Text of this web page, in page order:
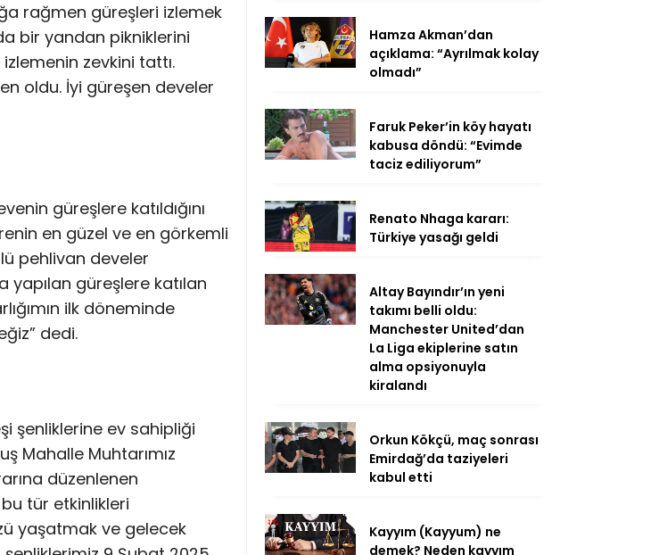
rağmen güreşleri izlemek
bir yandan pikniklerini
zevkini tattı.
oldu. İyi güreşen develer
güreşlere katıldığını
en güzel ve en görkemli
pehlivan develer
yapılan güreşlere katılan
ilk döneminde
dedi.
şenliklerine ev sahipliği
Mahalle Muhtarımız
düzenlenen
tür etkinlikleri
yaşatmak ve gelecek
Hamza Akman’dan
açıklama: “Ayrılmak kolay
olmadı”
Faruk Peker’in köy hayatı
kabusa döndü: “Evimde
taciz ediliyorum”
Renato Nhaga kararı:
Türkiye yasağı geldi
Altay Bayındır’ın yeni
takımı belli oldu:
Manchester United’dan
La Liga ekiplerine satın
alma opsiyonuyla
kiralandı
Orkun Kökçü, maç sonrası
Emirdağ’da taziyeleri
kabul etti
Kayyım (Kayyum) ne
demek? Neden kayyım